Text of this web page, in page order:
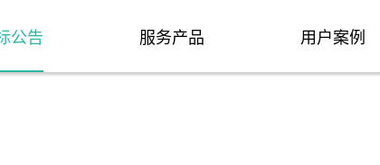
公告 服务产品 用户案例